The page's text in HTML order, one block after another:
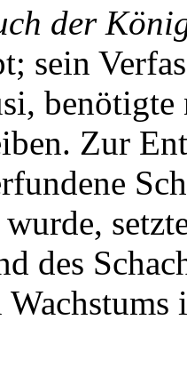
der
sein
benötigte
Zur
des